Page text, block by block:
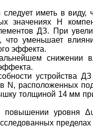
иметь в виду,
значениях Н
ДЗ. При
что уменьшает
эффекта.
снижении
устройства
N, расположенных
толщиной 14 мм
повышении уровня